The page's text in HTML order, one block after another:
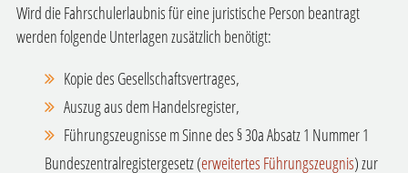
Wird die Fahrschulerlaubnis für eine juristische Person beantragt
werden folgende Unterlagen zusätzlich benötigt:
Kopie des Gesellschaftsvertrages,
Auszug aus dem Handelsregister,
Führungszeugnissem Sinne des § 30a Absatz 1 Nummer 1
Bundeszentralregistergesetz (erweitertes Führungszeugnis)zur